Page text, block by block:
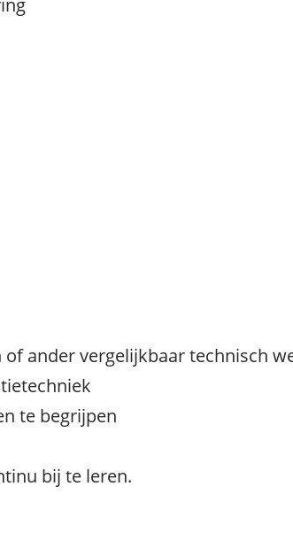
ander vergelijkbaar technisch
te begrijpen
bij te leren.